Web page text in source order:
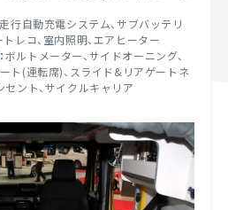
行自動充電システム、サブバッテリ
レコ、室内照明、エアヒーター
ボルトメーター、サイドオーニング、
ト(運転席)、スライド&リアゲートネ
セント、サイクルキャリア